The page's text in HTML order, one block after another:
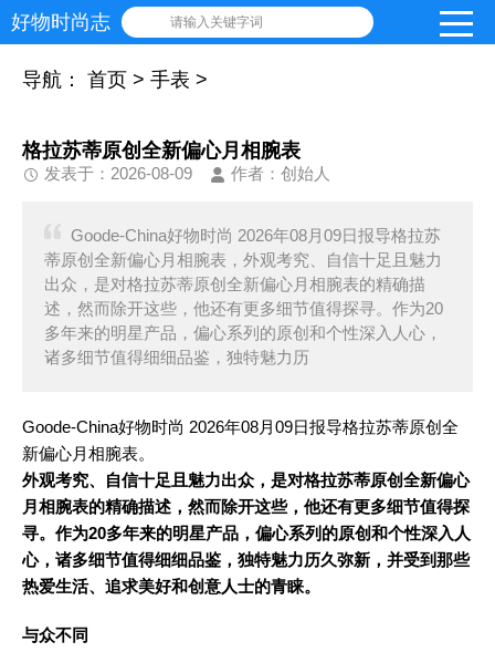
好物时尚志 请输入关键字词
导航： 首页 > 手表 >
格拉苏蒂原创全新偏心月相腕表
发表于：2026-08-09 作者：创始人
Goode-China好物时尚 2026年08月09日报导格拉苏
蒂原创全新偏心月相腕表，外观考究、自信十足且魅力
出众，是对格拉苏蒂原创全新偏心月相腕表的精确描
述，然而除开这些，他还有更多细节值得探寻。作为20
多年来的明星产品，偏心系列的原创和个性深入人心，
诸多细节值得细细品鉴，独特魅力历
Goode-China好物时尚 2026年08月09日报导格拉苏蒂原创全
新偏心月相腕表。
外观考究、自信十足且魅力出众，是对格拉苏蒂原创全新偏心
月相腕表的精确描述，然而除开这些，他还有更多细节值得探
寻。作为20多年来的明星产品，偏心系列的原创和个性深入人
心，诸多细节值得细细品鉴，独特魅力历久弥新，并受到那些
热爱生活、追求美好和创意人士的青睐。
与众不同